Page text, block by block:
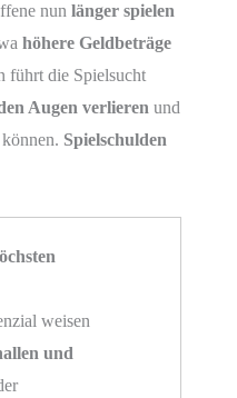
nun länger spielen
höhere Geldbeträge
führt die Spielsucht
Augen verlieren und
Spielschulden
weisen
und